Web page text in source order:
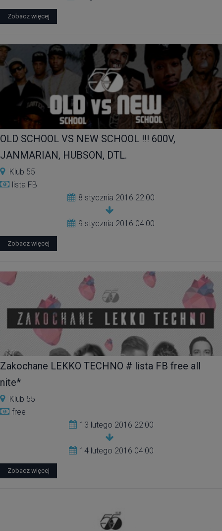
Zobacz więcej
OLD SCHOOL VS NEW SCHOOL !!! 600V,
JANMARIAN, HUBSON, DTL.
Klub 55
lista FB
8 stycznia 2016 22:00
9 stycznia 2016 04:00
Zobacz więcej
Zakochane LEKKO TECHNO # lista FB free all
nite*
Klub 55
free
13 lutego 2016 22:00
14 lutego 2016 04:00
Zobacz więcej